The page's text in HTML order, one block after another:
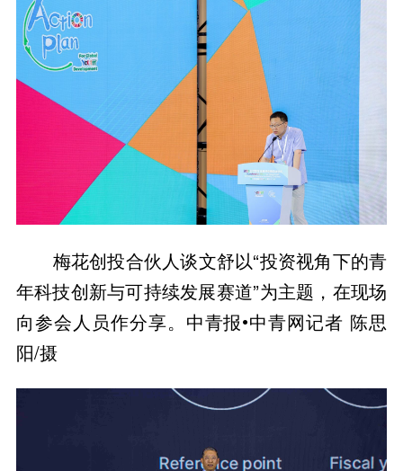
梅花创投合伙人谈文舒以“投资视角下的青
年科技创新与可持续发展赛道”为主题，在现场
向参会人员作分享。中青报•中青网记者 陈思
阳/摄